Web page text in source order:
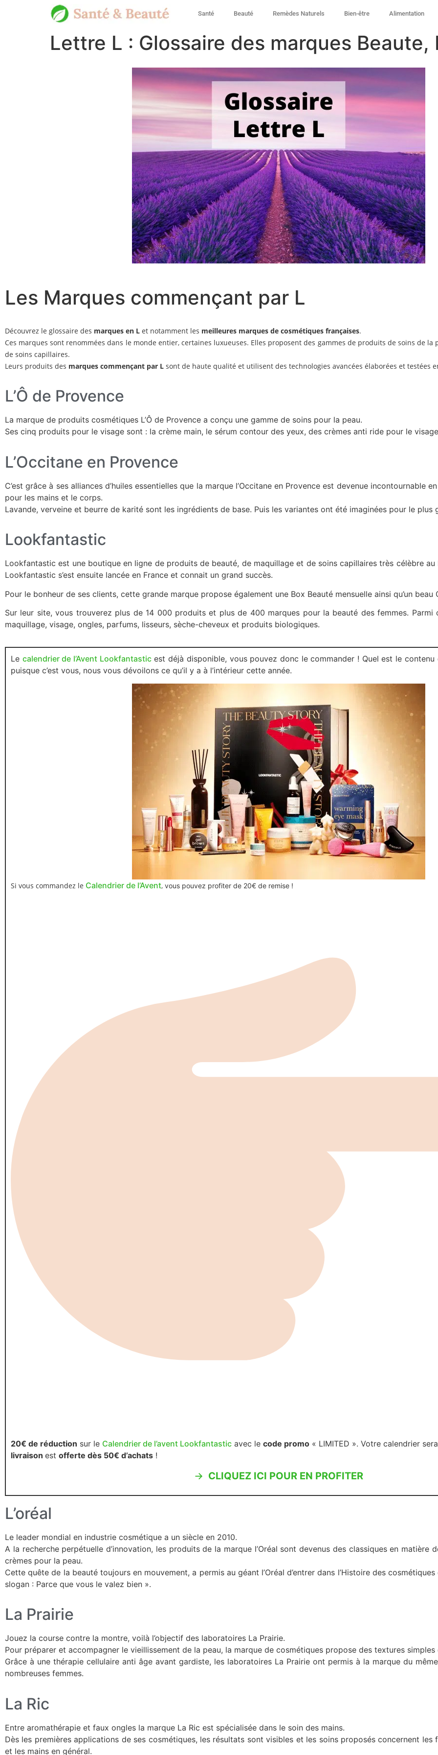
Santé Beauté Remèdes Naturels Bien-être Alimentation
Lettre L : Glossaire des marques
Les Marques commençant par L
Découvrez le glossaire des marques en L et notamment les meilleures marques de cosmétiques françaises.
Ces marques sont renommées dans le monde entier, certaines luxueuses. Elles proposent des gammes de produits de soins de la
de soins capillaires.
Leurs produits des marques commençant par L sont de haute qualité et utilisent des technologies avancées élaborées et testées
L’Ô de Provence
La marque de produits cosmétiques L’Ô de Provence a conçu une gamme de soins pour la peau.
Ses cinq produits pour le visage sont : la crème main, le sérum contour des yeux, des crèmes anti ride pour le
L’Occitane en Provence
C’est grâce à ses alliances d’huiles essentielles que la marque l’Occitane en Provence est devenue incontournable
pour les mains et le corps.
Lavande, verveine et beurre de karité sont les ingrédients de base. Puis les variantes ont été imaginées pour le plus
Lookfantastic
Lookfantastic est une boutique en ligne de produits de beauté, de maquillage et de soins capillaires très célèbre au
Lookfantastic s’est ensuite lancée en France et connait un grand succès.
Pour le bonheur de ses clients, cette grande marque propose également une Box Beauté mensuelle ainsi qu’un beau
Sur leur site, vous trouverez plus de 14 000 produits et plus de 400 marques pour la beauté des femmes. Parmi
maquillage, visage, ongles, parfums, lisseurs, sèche-cheveux et produits biologiques.
Le calendrier de l’Avent Lookfantasticest déjà disponible, vous pouvez donc le commander ! Quel est le
puisque c’est vous, nous vous dévoilons ce qu’il y a à l’intérieur cette année.
Si vous commandez le Calendrier de l’Avent, vous pouvez profiter de 20€ de remise !
20€ de réduction sur le Calendrier de l’avent Lookfantastic avec le code promo « LIMITED ». Votre calendrier
livraison est offerte dès 50€ d’achats !
→ CLIQUEZ ICI POUR EN PROFITER
L’oréal
Le leader mondial en industrie cosmétique a un siècle en 2010.
A la recherche perpétuelle d’innovation, les produits de la marque l’Oréal sont devenus des classiques en matière
crèmes pour la peau.
Cette quête de la beauté toujours en mouvement, a permis au géant l’Oréal d’entrer dans l’Histoire des
slogan : Parce que vous le valez bien ».
La Prairie
Jouez la course contre la montre, voilà l’objectif des laboratoires La Prairie.
Pour préparer et accompagner le vieillissement de la peau, la marque de cosmétiques propose des textures
Grâce à une thérapie cellulaire anti âge avant gardiste, les laboratoires La Prairie ont permis à la marque du
nombreuses femmes.
La Ric
Entre aromathérapie et faux ongles la marque La Ric est spécialisée dans le soin des mains.
Dès les premières applications de ses cosmétiques, les résultats sont visibles et les soins proposés concernent les
et les mains en général.